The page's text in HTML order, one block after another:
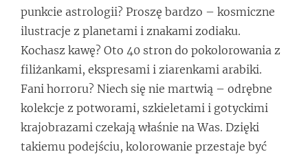
punkcie astrologii? Proszę bardzo – kosmiczne
ilustracje z planetami i znakami zodiaku.
Kochasz kawę? Oto 40 stron do pokolorowania z
filiżankami, ekspresami i ziarenkami arabiki.
Fani horroru? Niech się nie martwią – odrębne
kolekcje z potworami, szkieletami i gotyckimi
krajobrazami czekają właśnie na Was. Dzięki
takiemu podejściu, kolorowanie przestaje być